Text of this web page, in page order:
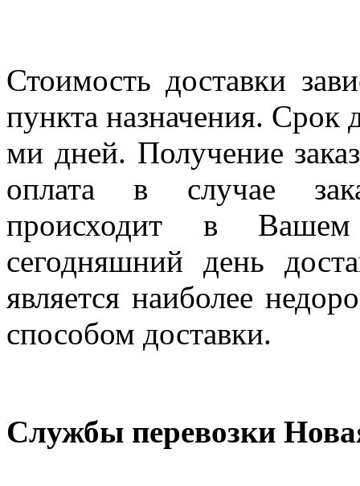
Стоимость доставки
пункта назначения. Срок
ми дней. Получение
оплата в случае
происходит в
сегодняшний день
является наиболее
способом доставки.
Службы перевозки